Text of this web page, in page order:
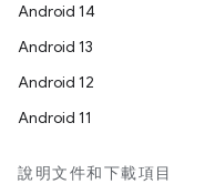
Android 14
Android 13
Android 12
Android 11
說明文件和下載項目